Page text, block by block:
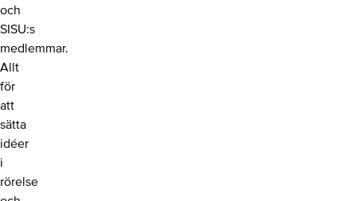
och
SISU:s
medlemmar.
Allt
för
att
sätta
idéer
i
rörelse